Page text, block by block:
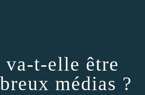
t-elle être
médias ?